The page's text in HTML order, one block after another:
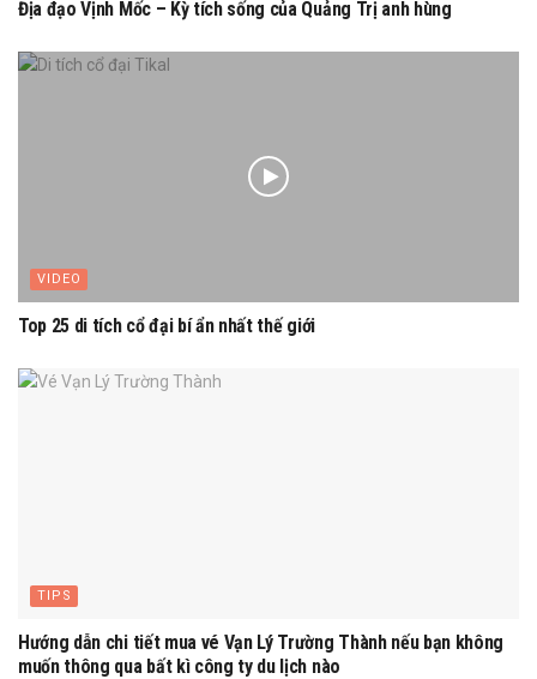
Địa đạo Vịnh Mốc – Kỳ tích sống của Quảng Trị anh hùng
VIDEO
Top 25 di tích cổ đại bí ẩn nhất thế giới
TIPS
Hướng dẫn chi tiết mua vé Vạn Lý Trường Thành nếu bạn không
muốn thông qua bất kì công ty du lịch nào